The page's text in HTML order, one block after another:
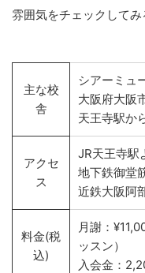
雰囲気をチェックしてみ
主な校
舎
シアーミュ
大阪府大阪
天王寺駅か
アクセ
ス
JR天王寺駅
地下鉄御堂
近鉄大阪阿
料金(税
込)
月謝：
ッスン）
入会金：